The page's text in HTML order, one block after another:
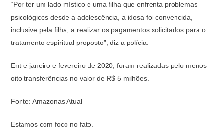
“Por ter um lado místico e uma filha que enfrenta problemas
psicológicos desde a adolescência, a idosa foi convencida,
inclusive pela filha, a realizar os pagamentos solicitados para o
tratamento espiritual proposto”, diz a polícia.
Entre janeiro e fevereiro de 2020, foram realizadas pelo menos
oito transferências no valor de R$ 5 milhões.
Fonte: Amazonas Atual
Estamos com foco no fato.